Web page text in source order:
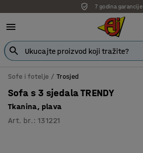
7 godina garancije
Sofe i fotelje Trosjed
Sofa s 3 sjedala TRENDY
Tkanina, plava
Art. br. :131221